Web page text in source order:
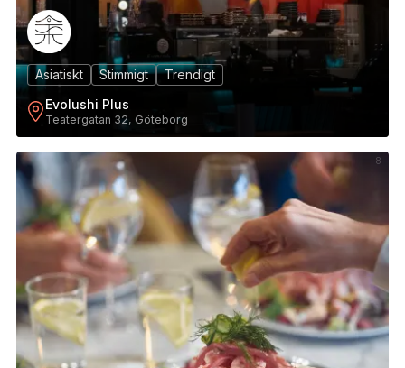
Asiatiskt Stimmigt
Trendigt
Evolushi Plus
Teatergatan 32, Göteborg
8